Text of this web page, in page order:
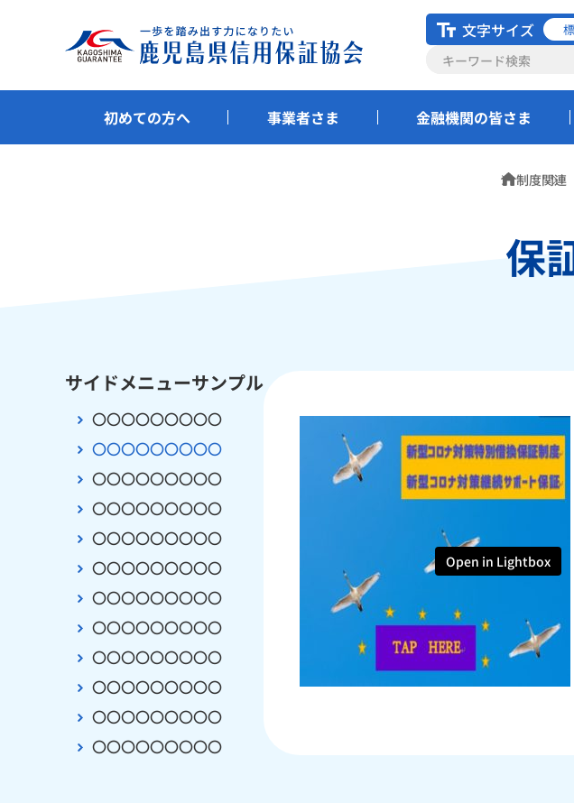
文字サイズ
初めての方へ 事業者さま 金融機関の皆さま
ホーム
制度関連
保
サイドメニューサンプル
〇〇〇〇〇〇〇〇〇
〇〇〇〇〇〇〇〇〇
〇〇〇〇〇〇〇〇〇
〇〇〇〇〇〇〇〇〇
〇〇〇〇〇〇〇〇〇
〇〇〇〇〇〇〇〇〇
〇〇〇〇〇〇〇〇〇
〇〇〇〇〇〇〇〇〇
〇〇〇〇〇〇〇〇〇
〇〇〇〇〇〇〇〇〇
〇〇〇〇〇〇〇〇〇
〇〇〇〇〇〇〇〇〇
Open in Lightbox